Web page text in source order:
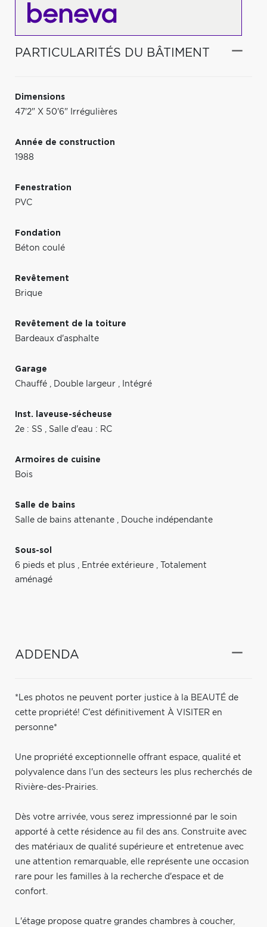
PARTICULARITÉS DU BÂTIMENT
Dimensions
47'2" X 50'6" Irrégulières
Année de construction
1988
Fenestration
PVC
Fondation
Béton coulé
Revêtement
Brique
Revêtement de la toiture
Bardeaux d'asphalte
Garage
Chauffé , Double largeur , Intégré
Inst. laveuse-sécheuse
2e : SS , Salle d'eau : RC
Armoires de cuisine
Bois
Salle de bains
Salle de bains attenante , Douche indépendante
Sous-sol
6 pieds et plus , Entrée extérieure ,
Totalement
aménagé
ADDENDA
*Les photos ne peuvent porter justice à la BEAUTÉ de
cette propriété! C'est définitivement À VISITER en
personne*
Une propriété exceptionnelle offrant espace, qualité et
polyvalence dans l'un des secteurs les plus recherchés de
Rivière-des-Prairies.
Dès votre arrivée, vous serez impressionné par le soin
apporté à cette résidence au fil des ans. Construite avec
des matériaux de qualité supérieure et entretenue avec
une attention remarquable, elle représente une occasion
rare pour les familles à la recherche d'espace et de
confort.
L'étage propose quatre grandes chambres à coucher,